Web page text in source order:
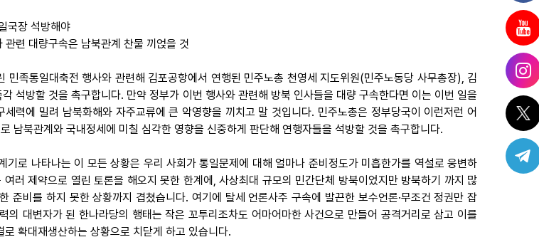
국장 석방해야
련 대량구속은 남북관계 찬물 끼얹을 것
민족통일대축전 행사와 관련해 김포공항에서 연행된 민주노총 천영세 지도위원(민주노동당 사무총장), 김
석방할 것을 촉구합니다. 만약 정부가 이번 행사와 관련해 방북 인사들을 대량 구속한다면 이는 이번 일을
세력에 밀려 남북화해와 자주교류에 큰 악영향을 끼치고 말 것입니다. 민주노총은 정부당국이 이런저런 어
남북관계와 국내정세에 미칠 심각한 영향을 신중하게 판단해 연행자들을 석방할 것을 촉구합니다.
기로 나타나는 이 모든 상황은 우리 사회가 통일문제에 대해 얼마나 준비정도가 미흡한가를 역설로 웅변하
러 제약으로 열린 토론을 해오지 못한 한계에, 사상최대 규모의 민간단체 방북이었지만 방북하기 까지 많
준비를 하지 못한 상황까지 겹쳤습니다. 여기에 탈세 언론사주 구속에 발끈한 보수언론·무조건 정권만 잡
의 대변자가 된 한나라당의 행태는 작은 꼬투리조차도 어마어마한 사건으로 만들어 공격거리로 삼고 이를
로 확대재생산하는 상황으로 치닫게 하고 있습니다.